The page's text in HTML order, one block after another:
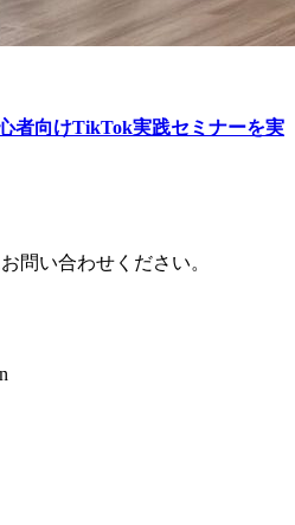
者向けTikTok実践セミナーを実
問い合わせください。